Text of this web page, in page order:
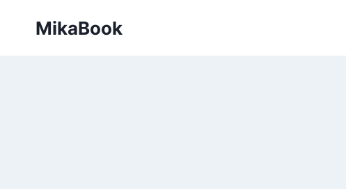
MikaBook